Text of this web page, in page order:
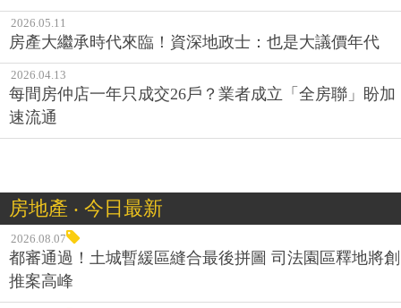
2026.05.11
房產大繼承時代來臨！資深地政士：也是大議價年代
2026.04.13
每間房仲店一年只成交26戶？業者成立「全房聯」盼加
速流通
房地產 ‧ 今日最新
2026.08.07
都審通過！土城暫緩區縫合最後拼圖 司法園區釋地將創
推案高峰